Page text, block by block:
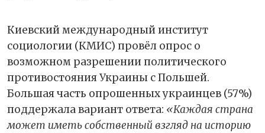
Киевский международный институт
социологии (КМИС) провёл опрос о
возможном разрешении политического
противостояния Украины с Польшей.
Большая часть опрошенных украинцев (57%)
поддержала вариант ответа: «Каждая страна
может иметь собственный взгляд на историю